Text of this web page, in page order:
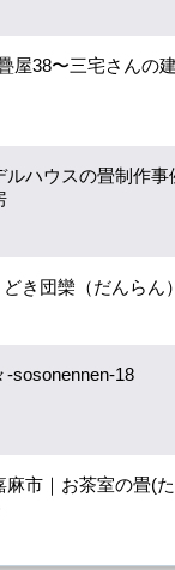
屋38〜三宅さんの
ルハウスの畳制作
き団欒（だんらん）
-sosonennen-18
麻市｜お茶室の畳(